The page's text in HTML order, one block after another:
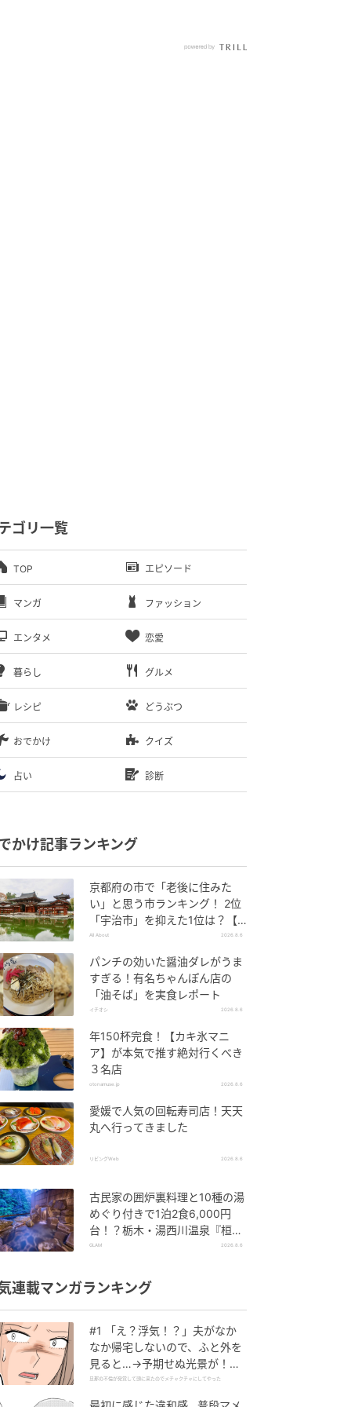
ゴリ一覧
TOP エピソード
マンガ ファッション
エンタメ 恋愛
暮らし グルメ
レシピ どうぶつ
おでかけ クイズ
占い 診断
かけ記事ランキング
京都府の市で「老後に住みた
い」と思う市ランキング！ 2位
「宇治市」を抑えた1位は？【2
026年調査】
All About 2026.8.6
パンチの効いた醤油ダレがうま
すぎる！有名ちゃんぽん店の
「油そば」を実食レポート
イチオシ 2026.8.6
年150杯完食！【カキ氷マニ
ア】が本気で推す絶対行くべき
３名店
otonamuse.jp 2026.8.6
愛媛で人気の回転寿司店！天天
丸へ行ってきました
リビングWeb 2026.8.6
古民家の囲炉裏料理と10種の湯
めぐり付きで1泊2食6,000円
台！？栃木・湯西川温泉『桓武
平氏ゆかりの宿 揚羽』で叶う秘
GLAM 2026.8.6
連載マンガランキング
#1 「え？浮気！？」夫がなか
なか帰宅しないので、ふと外を
見ると…→予期せぬ光景が！｜
旦那の不倫が発覚して頭に来た
旦那の不倫が発覚して頭に来たのでメチャクチャにしてやった